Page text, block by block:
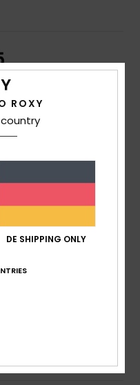
: 5/5 Größe:
ROXY
DE SHIPPING ONLY